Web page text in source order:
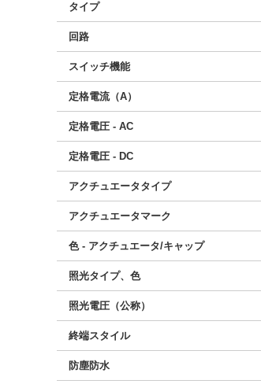
タイプ
回路
スイッチ機能
定格電流（A）
定格電圧 - AC
定格電圧 - DC
アクチュエータタイプ
アクチュエータマーク
色 - アクチュエータ/キャップ
照光タイプ、色
照光電圧（公称）
終端スタイル
防塵防水